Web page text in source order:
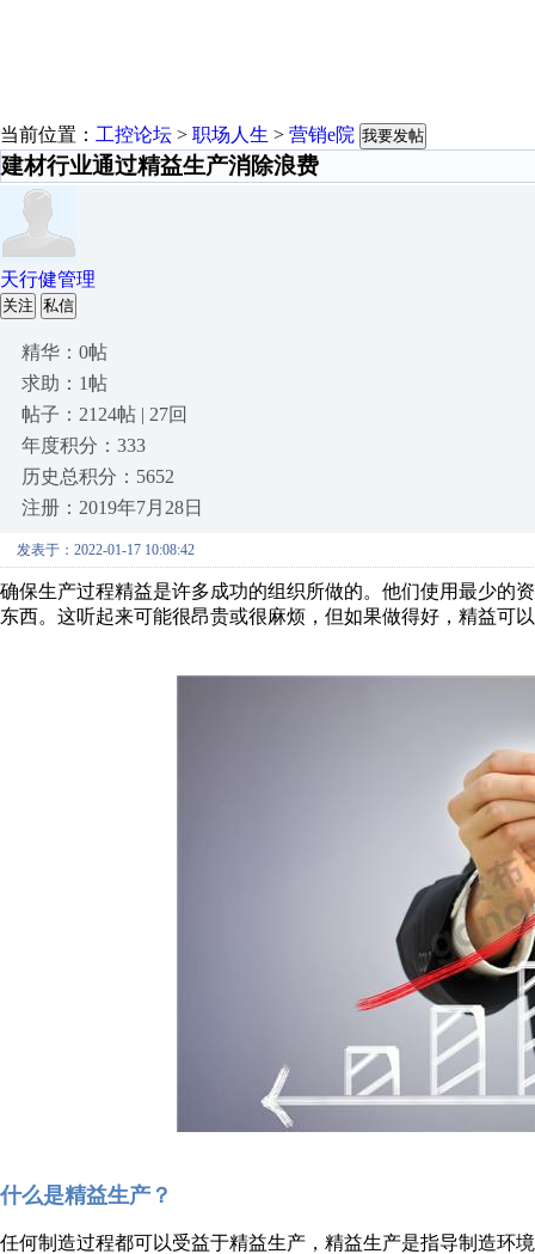
当前位置： 工控论坛 > 职场人生 > 营销e院 我要发帖
建材行业通过精益生产消除浪费
天行健管理
关注 私信
精华：0帖
求助：1帖
帖子：2124帖 | 27回
年度积分：333
历史总积分：5652
注册：2019年7月28日
发表于：2022-01-17 10:08:42
确保生产过程精益是许多成功的组织所做的。他们使用最少的
东西。这听起来可能很昂贵或很麻烦，但如果做得好，精益可
什么是精益生产？
任何制造过程都可以受益于精益生产，精益生产是指导制造环